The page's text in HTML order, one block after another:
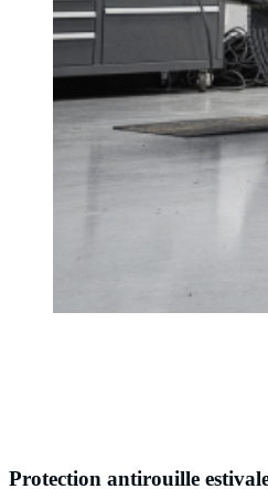
Protection antirouille